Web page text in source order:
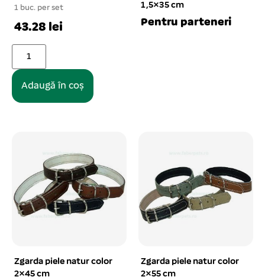
1 buc. per set
43.28 lei
Adaugă în coș
1,5×35 cm
Pentru parteneri
Zgarda piele natur color
2×45 cm
Zgarda piele natur color
2×55 cm